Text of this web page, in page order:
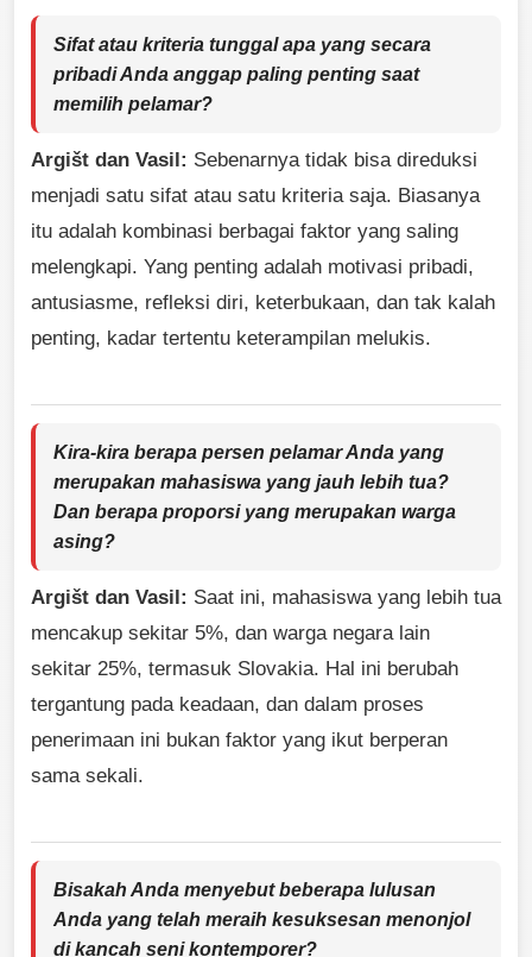
Sifat atau kriteria tunggal apa yang secara
pribadi Anda anggap paling penting saat
memilih pelamar?
Argišt dan Vasil: Sebenarnya tidak bisa direduksi
menjadi satu sifat atau satu kriteria saja. Biasanya
itu adalah kombinasi berbagai faktor yang saling
melengkapi. Yang penting adalah motivasi pribadi,
antusiasme, refleksi diri, keterbukaan, dan tak kalah
penting, kadar tertentu keterampilan melukis.
Kira-kira berapa persen pelamar Anda yang
merupakan mahasiswa yang jauh lebih tua?
Dan berapa proporsi yang merupakan warga
asing?
Argišt dan Vasil: Saat ini, mahasiswa yang lebih tua
mencakup sekitar 5%, dan warga negara lain
sekitar 25%, termasuk Slovakia. Hal ini berubah
tergantung pada keadaan, dan dalam proses
penerimaan ini bukan faktor yang ikut berperan
sama sekali.
Bisakah Anda menyebut beberapa lulusan
Anda yang telah meraih kesuksesan menonjol
di kancah seni kontemporer?